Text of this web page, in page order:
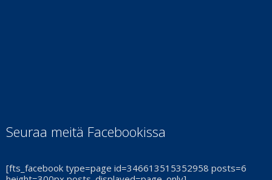
Seuraa meitä Facebookissa
[fts_facebook type=page id=346613515352958 posts=6